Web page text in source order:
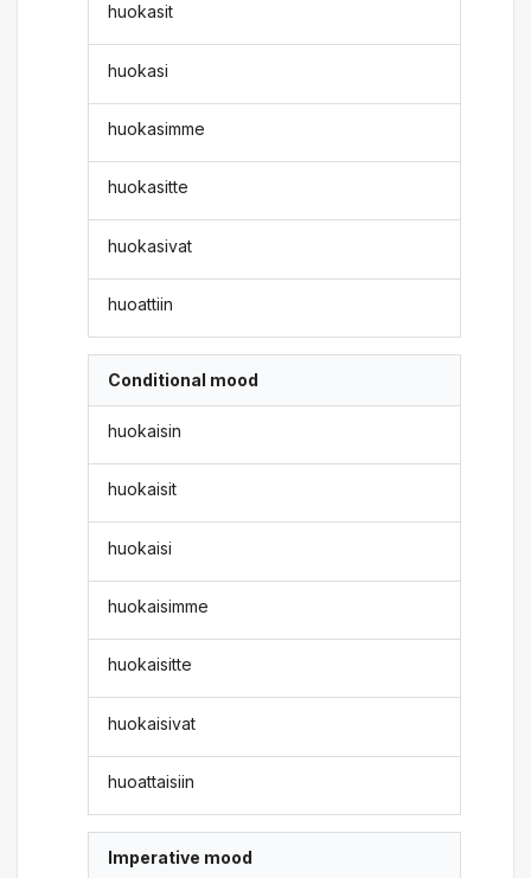
huokasit
huokasi
huokasimme
huokasitte
huokasivat
huoattiin
Conditional mood
huokaisin
huokaisit
huokaisi
huokaisimme
huokaisitte
huokaisivat
huoattaisiin
Imperative mood